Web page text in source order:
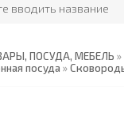
ПОСУДА, МЕБЕЛЬ »
посуда »